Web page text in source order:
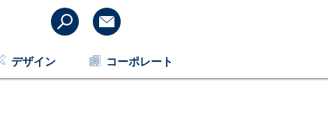
デザイン コーポレート